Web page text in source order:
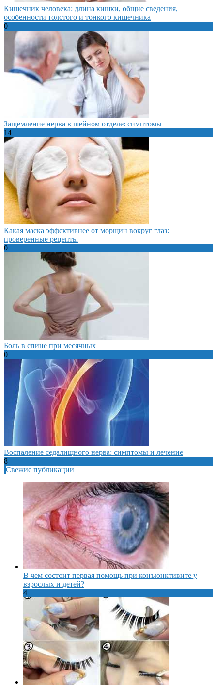
Кишечник человека: длина кишки, общие сведения,
особенности толстого и тонкого кишечника
0
Защемление нерва в шейном отделе: симптомы
14
Какая маска эффективнее от морщин вокруг глаз:
проверенные рецепты
0
Боль в спине при месячных
0
Воспаление седалищного нерва: симптомы и лечение
8
Свежие публикации
В чем состоит первая помощь при конъюнктивите у
взрослых и детей?
4